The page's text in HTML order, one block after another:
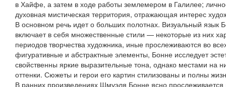
в Хайфе, а затем в ходе работы землемером в Галилее;
духовная мистическая территория, отражающая интерес
В основном речь идет о больших полотнах. Визуальный язык
включает в себя множественные стили — некоторые из них
периодов творчества художника, иные прослеживаются во
фигуративные и абстрактные элементы, Бонне исследует
свойственны яркие выразительные тона, однако местами на
оттенки. Сюжеты и герои его картин стилизованы и полны
В ранних произведениях Шмуэля Бонне ясно